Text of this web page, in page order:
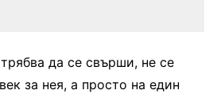
да се свърши, не се
за нея, а просто на един